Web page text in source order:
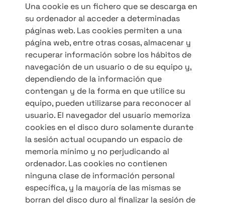
Una cookie es un fichero que se descarga en
su ordenador al acceder a determinadas
páginas web. Las cookies permiten a una
página web, entre otras cosas, almacenar y
recuperar información sobre los hábitos de
navegación de un usuario o de su equipo y,
dependiendo de la información que
contengan y de la forma en que utilice su
equipo, pueden utilizarse para reconocer al
usuario. El navegador del usuario memoriza
cookies en el disco duro solamente durante
la sesión actual ocupando un espacio de
memoria mínimo y no perjudicando al
ordenador. Las cookies no contienen
ninguna clase de información personal
específica, y la mayoría de las mismas se
borran del disco duro al finalizar la sesión de